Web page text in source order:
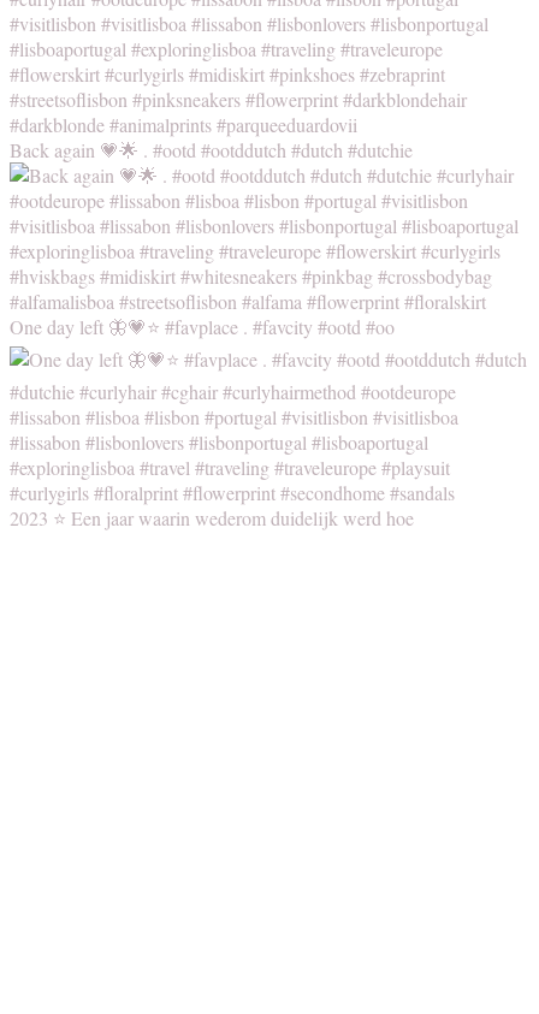
Back again 💗🌟 . #ootd #ootddutch #dutch #dutchie
One day left 🦋💗⭐️ #favplace . #favcity #ootd #oo
2023 ⭐️ Een jaar waarin wederom duidelijk werd hoe